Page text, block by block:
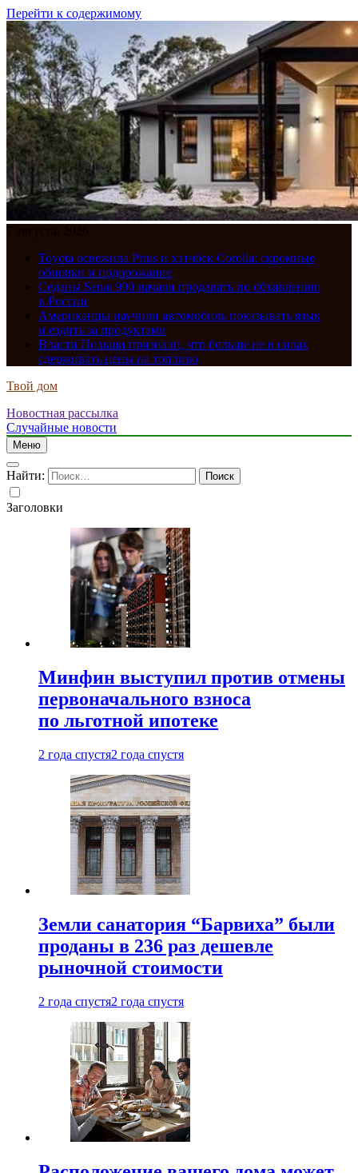
Перейти к содержимому
7 августа, 2026
Toyota освежила Prius и хэтчбек Corolla: скромные
обновки и подорожание
Седаны Senat 900 начали продавать по объявлению
в России
Американцы научили автомобиль показывать язык
и ездить за продуктами
Власти Польши признали, что больше не в силах
сдерживать цены на топливо
Твой дом
Новостная рассылка
Случайные новости
Меню
Найти:
Заголовки
Минфин выступил против отмены
первоначального взноса
по льготной ипотеке
2 года спустя2 года спустя
Земли санатория “Барвиха” были
проданы в 236 раз дешевле
рыночной стоимости
2 года спустя2 года спустя